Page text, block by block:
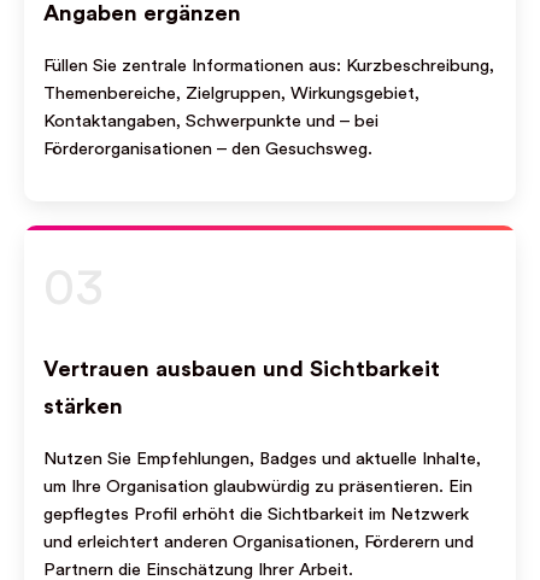
Angaben ergänzen
Füllen Sie zentrale Informationen aus: Kurzbeschreibung,
Themenbereiche, Zielgruppen, Wirkungsgebiet,
Kontaktangaben, Schwerpunkte und – bei
Förderorganisationen – den Gesuchsweg.
Vertrauen ausbauen und Sichtbarkeit
stärken
Nutzen Sie Empfehlungen, Badges und aktuelle Inhalte,
um Ihre Organisation glaubwürdig zu präsentieren. Ein
gepflegtes Profil erhöht die Sichtbarkeit im Netzwerk
und erleichtert anderen Organisationen, Förderern und
Partnern die Einschätzung Ihrer Arbeit.